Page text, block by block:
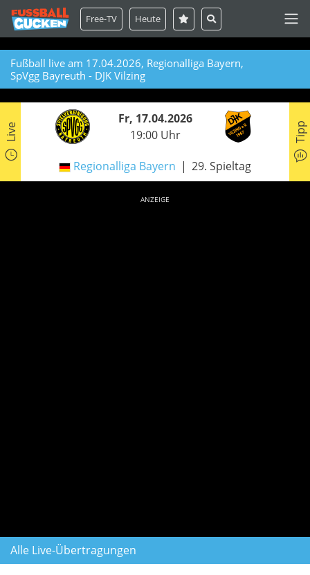
Free-TV Heute
Fußball live am 17.04.2026, Regionalliga Bayern,
SpVgg Bayreuth - DJK Vilzing
Live
Fr, 17.04.2026
19:00 Uhr
Regionalliga Bayern 29. Spieltag
Tipp
ANZEIGE
Alle Live-Übertragungen